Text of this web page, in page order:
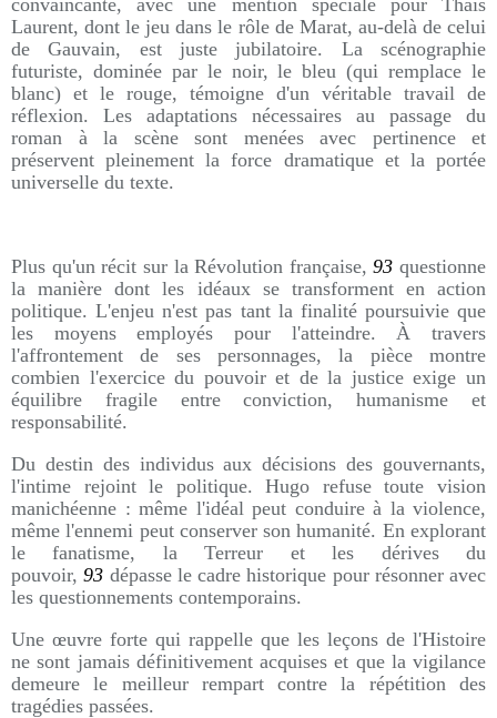
convaincante, avec une mention spéciale pour Thaïs
Laurent, dont le jeu dans le rôle de Marat, au-delà de celui
de Gauvain, est juste jubilatoire. La scénographie
futuriste, dominée par le noir, le bleu (qui remplace le
blanc) et le rouge, témoigne d'un véritable travail de
réflexion. Les adaptations nécessaires au passage du
roman à la scène sont menées avec pertinence et
préservent pleinement la force dramatique et la portée
universelle du texte.
Plus qu'un récit sur la Révolution française,93 questionne
la manière dont les idéaux se transforment en action
politique. L'enjeu n'est pas tant la finalité poursuivie que
les moyens employés pour l'atteindre. À travers
l'affrontement de ses personnages, la pièce montre
combien l'exercice du pouvoir et de la justice exige un
équilibre fragile entre conviction, humanisme et
responsabilité.
Du destin des individus aux décisions des gouvernants,
l'intime rejoint le politique. Hugo refuse toute vision
manichéenne : même l'idéal peut conduire à la violence,
même l'ennemi peut conserver son humanité. En explorant
le fanatisme, la Terreur et les dérives du
pouvoir, 93 dépasse le cadre historique pour résonner avec
les questionnements contemporains.
Une œuvre forte qui rappelle que les leçons de l'Histoire
ne sont jamais définitivement acquises et que la vigilance
demeure le meilleur rempart contre la répétition des
tragédies passées.